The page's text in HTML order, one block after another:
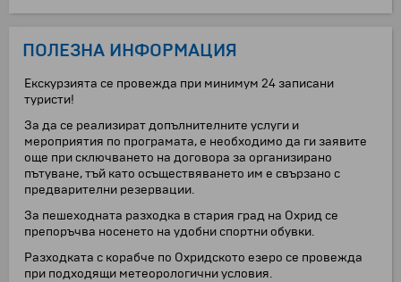
ПОЛЕЗНА ИНФОРМАЦИЯ
Екскурзията се провежда при минимум 24 записани
туристи!
За да се реализират допълнителните услуги и
мероприятия по програмата, е необходимо да ги заявите
още при сключването на договора за организирано
пътуване, тъй като осъществяването им е свързано с
предварителни резервации.
За пешеходната разходка в стария град на Охрид се
препоръчва носенето на удобни спортни обувки.
Разходката с корабче по Охридското езеро се провежда
при подходящи метеорологични условия.